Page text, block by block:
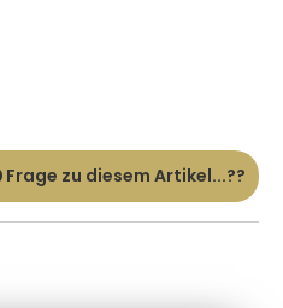
Frage zu diesem Artikel...??